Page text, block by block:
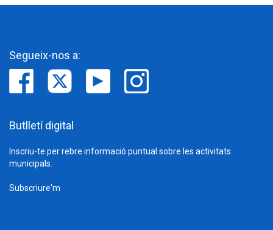
Segueix-nos a:
Butlletí digital
Inscriu-te per rebre informació puntual sobre les activitats
municipals.
Subscriure'm